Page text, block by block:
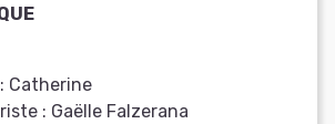
Catherine
: Gaëlle Falzerana